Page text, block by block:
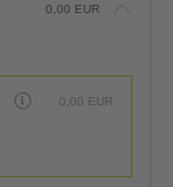
0,00 EUR
0,00 EUR